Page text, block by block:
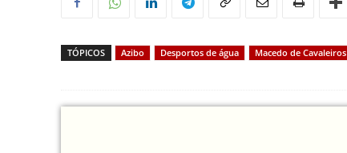
TÓPICOS Azibo Desportos de água Macedo de Cavaleiros